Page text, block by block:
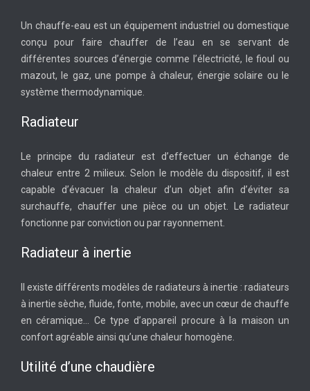
Un chauffe-eau est un équipement industriel ou domestique
conçu pour faire chauffer de l’eau en se servant de
différentes sources d’énergie comme l’électricité, le fioul ou
mazout, le gaz, une pompe à chaleur, énergie solaire ou le
système thermodynamique.
Radiateur
Le principe du radiateur est d’effectuer un échange de
chaleur entre 2 milieux. Selon le modèle du dispositif, il est
capable d’évacuer la chaleur d’un objet afin d’éviter sa
surchauffe, chauffer une pièce ou un objet. Le radiateur
fonctionne par conviction ou par rayonnement.
Radiateur à inertie
Il existe différents modèles de radiateurs à inertie : radiateurs
à inertie sèche, fluide, fonte, mobile, avec un cœur de chauffe
en céramique… Ce type d’appareil procure à la maison un
confort agréable ainsi qu’une chaleur homogène.
Utilité d’une chaudière